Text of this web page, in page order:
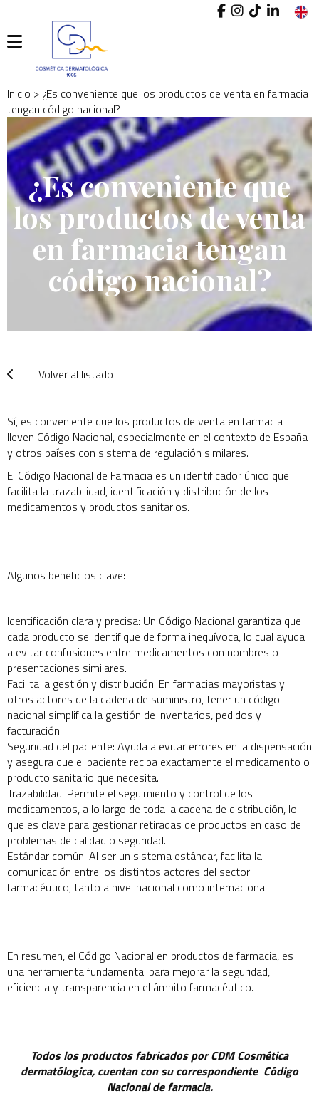
CONÓCENOS
PRODUCTOS
CONTACTO
BLOG
Inicio > ¿Es conveniente que los productos de venta en farmacia
tengan código nacional?
¿Es conveniente que
los productos de venta
en farmacia tengan
código nacional?
Volver al listado
Sí, es conveniente que los productos de venta en farmacia
lleven Código Nacional, especialmente en el contexto de España
y otros países con sistema de regulación similares.
El Código Nacional de Farmacia es un identificador único que
facilita la trazabilidad, identificación y distribución de los
medicamentos y productos sanitarios.
Algunos beneficios clave:
Identificación clara y precisa: Un Código Nacional garantiza que
cada producto se identifique de forma inequívoca, lo cual ayuda
a evitar confusiones entre medicamentos con nombres o
presentaciones similares.
Facilita la gestión y distribución: En farmacias mayoristas y
otros actores de la cadena de suministro, tener un código
nacional simplifica la gestión de inventarios, pedidos y
facturación.
Seguridad del paciente: Ayuda a evitar errores en la dispensación
y asegura que el paciente reciba exactamente el medicamento o
producto sanitario que necesita.
Trazabilidad: Permite el seguimiento y control de los
medicamentos, a lo largo de toda la cadena de distribución, lo
que es clave para gestionar retiradas de productos en caso de
problemas de calidad o seguridad.
Estándar común: Al ser un sistema estándar, facilita la
comunicación entre los distintos actores del sector
farmacéutico, tanto a nivel nacional como internacional.
En resumen, el Código Nacional en productos de farmacia, es
una herramienta fundamental para mejorar la seguridad,
eficiencia y transparencia en el ámbito farmacéutico.
Todos los productos fabricados por CDM Cosmética
dermatólogica, cuentan con su correspondiente Código
Nacional de farmacia.